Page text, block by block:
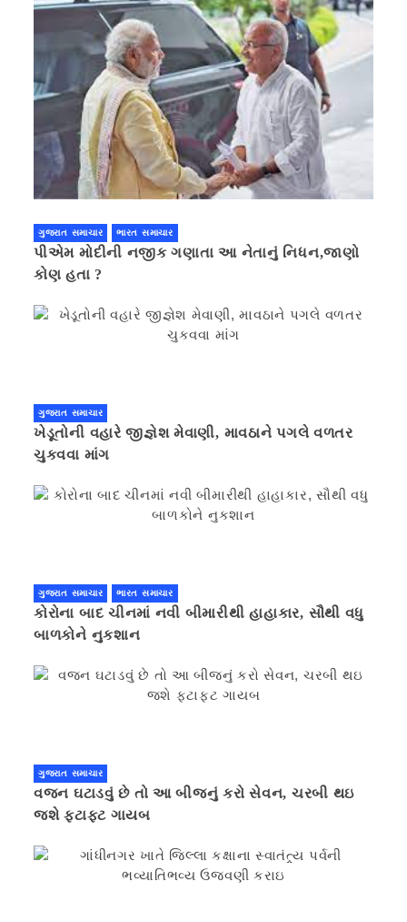
ગુજરાત સમાચાર ભારત સમાચાર
પીએમ મોદીની નજીક ગણાતા આ નેતાનું નિધન,જાણો
કોણ હતા ?
ગુજરાત સમાચાર
ખેડૂતોની વહારે જીજ્ઞેશ મેવાણી, માવઠાને પગલે વળતર
ચુકવવા માંગ
ગુજરાત સમાચાર ભારત સમાચાર
કોરોના બાદ ચીનમાં નવી બીમારીથી હાહાકાર, સૌથી વધુ
બાળકોને નુકશાન
ગુજરાત સમાચાર
વજન ઘટાડવું છે તો આ બીજનું કરો સેવન, ચરબી થઇ
જશે ફટાફટ ગાયબ